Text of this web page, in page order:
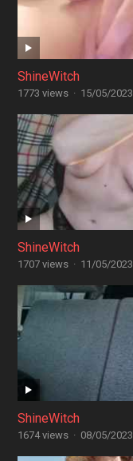
ShineWitch
1773 views · 15/05/2023
ShineWitch
1707 views · 11/05/2023
ShineWitch
1674 views · 08/05/2023